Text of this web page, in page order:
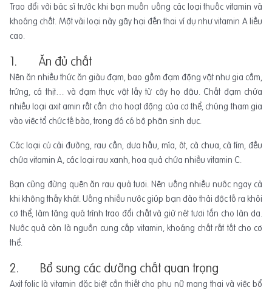
Trao đổi với bác sĩ trước khi bạn muốn uống các loại thuốc vitamin và
khoáng chất. Một vài loại này gây hại đến thai ví dụ như vitamin A liều
cao.
1. Ăn đủ chất
Nên ăn nhiều thức ăn giàu đạm, bao gồm đạm động vật như gia cầm,
trứng, cá thịt… và đạm thực vật lấy từ cây họ đậu. Chất đạm chứa
nhiều loại axit amin rất cần cho hoạt động của cơ thể, chúng tham gia
vào việc tổ chức tế bào, trong đó có bộ phận sinh dục.
Các loại củ cải đường, rau cần, dưa hấu, mía, ớt, cà chua, cà tím, đều
chứa vitamin A, các loại rau xanh, hoa quả chứa nhiều vitamin C.
Bạn cũng đừng quên ăn rau quả tươi. Nên uống nhiều nước ngay cả
khi không thấy khát. Uống nhiều nước giúp bạn đào thải độc tố ra khỏi
cơ thể, làm tăng quá trình trao đổi chất và giữ nét tươi tắn cho làn da.
Nước quả còn là nguồn cung cấp vitamin, khoáng chất rất tốt cho cơ
thể.
2. Bổ sung các dưỡng chất quan trọng
Axit folic là vitamin đặc biệt cần thiết cho phụ nữ mang thai và việc bổ